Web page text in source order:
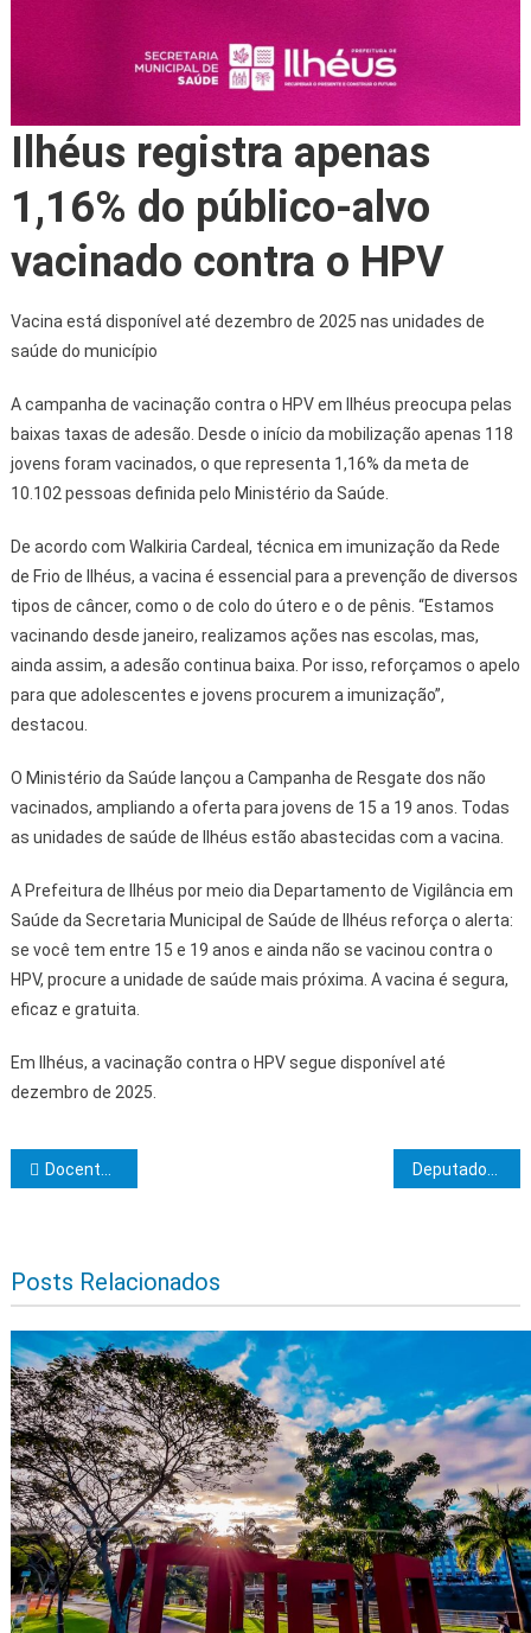
Ilhéus registra apenas
1,16% do público-alvo
vacinado contra o HPV
Vacina está disponível até dezembro de 2025 nas unidades de
saúde do município
A campanha de vacinação contra o HPV em Ilhéus preocupa pelas
baixas taxas de adesão. Desde o início da mobilização apenas 118
jovens foram vacinados, o que representa 1,16% da meta de
10.102 pessoas definida pelo Ministério da Saúde.
De acordo com Walkiria Cardeal, técnica em imunização da Rede
de Frio de Ilhéus, a vacina é essencial para a prevenção de diversos
tipos de câncer, como o de colo do útero e o de pênis. “Estamos
vacinando desde janeiro, realizamos ações nas escolas, mas,
ainda assim, a adesão continua baixa. Por isso, reforçamos o apelo
para que adolescentes e jovens procurem a imunização”,
destacou.
O Ministério da Saúde lançou a Campanha de Resgate dos não
vacinados, ampliando a oferta para jovens de 15 a 19 anos. Todas
as unidades de saúde de Ilhéus estão abastecidas com a vacina.
A Prefeitura de Ilhéus por meio dia Departamento de Vigilância em
Saúde da Secretaria Municipal de Saúde de Ilhéus reforça o alerta:
se você tem entre 15 e 19 anos e ainda não se vacinou contra o
HPV, procure a unidade de saúde mais próxima. A vacina é segura,
eficaz e gratuita.
Em Ilhéus, a vacinação contra o HPV segue disponível até
dezembro de 2025.
Navegação de Post
Docente da Uesc Atua na Coordenação da Avaliação Quadrienal da CAPES Deputados e servidores da ALBA têm até domingo para declarar bens e rendas
Posts Relacionados